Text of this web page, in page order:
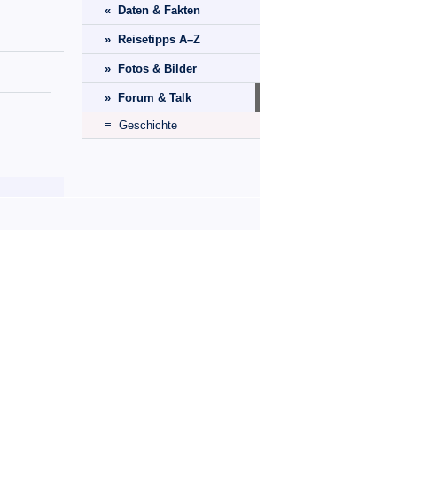
« Daten & Fakten
» Reisetipps A–Z
» Fotos & Bilder
» Forum & Talk
≡ Geschichte